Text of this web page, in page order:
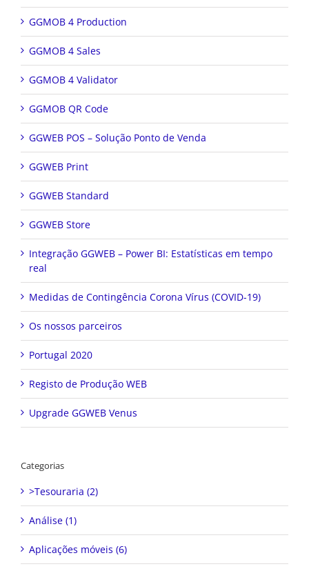
GGMOB 4 Production
GGMOB 4 Sales
GGMOB 4 Validator
GGMOB QR Code
GGWEB POS – Solução Ponto de Venda
GGWEB Print
GGWEB Standard
GGWEB Store
Integração GGWEB – Power BI: Estatísticas em tempo
real
Medidas de Contingência Corona Vírus (COVID-19)
Os nossos parceiros
Portugal 2020
Registo de Produção WEB
Upgrade GGWEB Venus
Categorias
>Tesouraria (2)
Análise (1)
Aplicações móveis (6)